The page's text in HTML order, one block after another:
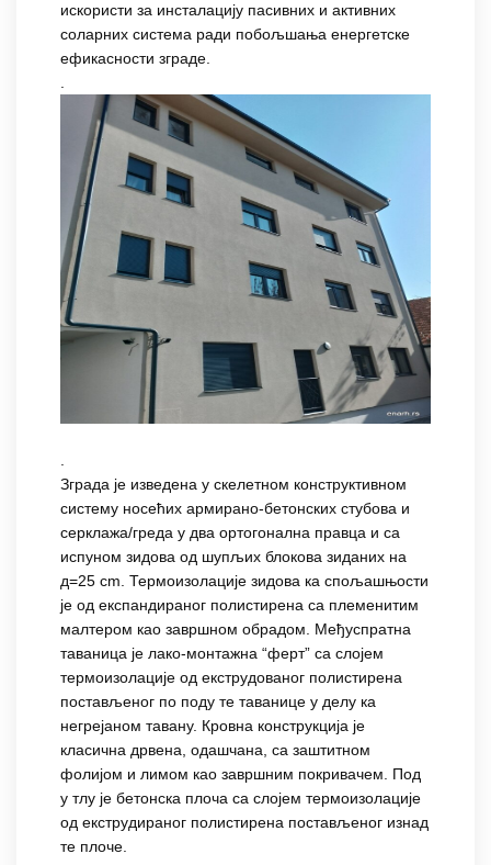
искористи за инсталацију пасивних и активних
соларних система ради побољшања енергетске
ефикасности зграде.
.
.
Зграда је изведена у скелетном конструктивном
систему носећих армирано-бетонских стубова и
серклажа/греда у два ортогонална правца и са
испуном зидова од шупљих блокова зиданих на
д=25 cm. Термоизолације зидова ка спољашњости
је од експандираног полистирена са племенитим
малтером као завршном обрадом. Међуспратна
таваница је лако-монтажна “ферт” са слојем
термоизолације од екструдованог полистирена
постављеног по поду те таванице у делу ка
негрејаном тавану. Кровна конструкција је
класична дрвена, одашчана, са заштитном
фолијом и лимом као завршним покривачем. Под
у тлу је бетонска плоча са слојем термоизолације
од екструдираног полистирена постављеног изнад
те плоче.